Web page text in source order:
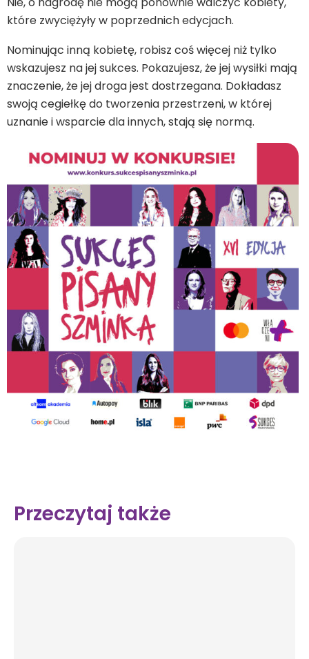
które zwyciężyły w poprzednich edycjach.
Nominując inną kobietę, robisz coś więcej niż tylko
wskazujesz na jej sukces. Pokazujesz, że jej wysiłki mają
znaczenie, że jej droga jest dostrzegana. Dokładasz
swoją cegiełkę do tworzenia przestrzeni, w której
uznanie i wsparcie dla innych, stają się normą.
Przeczytaj także